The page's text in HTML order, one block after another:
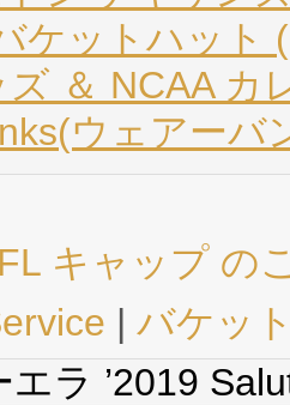
ケットハット
ズ ＆ NCAA カ
ウェアーバ
キャップ の
| バケッ
エラ ’2019